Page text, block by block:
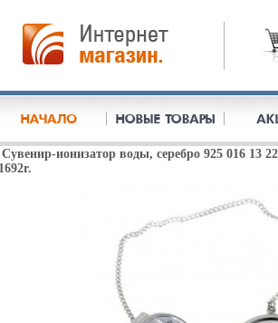
Сувенир-ионизатор воды, серебро 925 016 13